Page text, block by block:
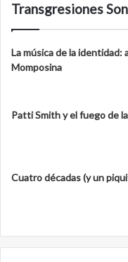
Transgresiones
La música de la identidad:
Momposina
Patti Smith y el fuego de
Cuatro décadas (y un